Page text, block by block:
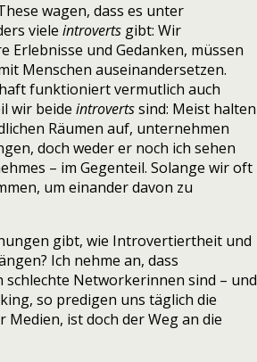
wagen, dass es unter
viele introverts gibt: Wir
Erlebnisse und Gedanken, müssen
Menschen auseinandersetzen.
funktioniert vermutlich auch
wir beide introvertssind: Meist halten
Räumen auf, unternehmen
doch weder er noch ich sehen
– im Gegenteil. Solange wir oft
um einander davon zu
gibt, wie Introvertiertheit und
Ich nehme an, dass
Networkerinnen sind – und
so predigen uns täglich die
ist doch der Weg an die